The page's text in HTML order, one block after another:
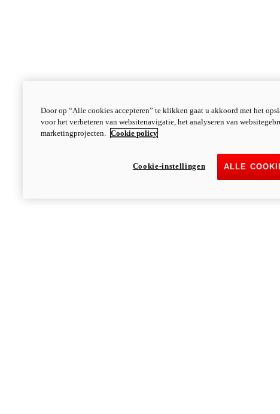
Door op “Alle cookies accepteren” te klikken gaat u akkoord met het
voor het verbeteren van websitenavigatie, het analyseren van
marketingprojecten. Cookie policy
ALLE
Cookie-instellingen